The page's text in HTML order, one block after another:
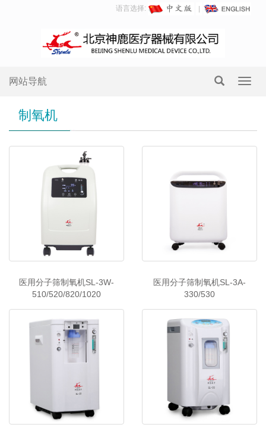
语言选择:
网站导航
制氧机
医用分子筛制氧机SL-3W-
510/520/820/1020
医用分子筛制氧机SL-3A-
330/530